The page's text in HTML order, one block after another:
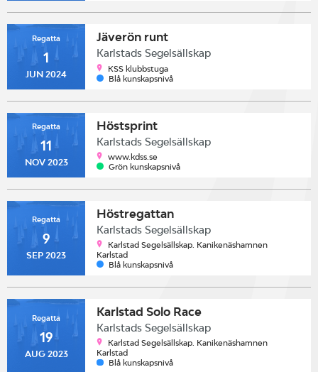
Regatta
1
JUN 2024
Jäverön runt
Karlstads Segelsällskap
KSS klubbstuga
Blå kunskapsnivå
Regatta
11
NOV 2023
Höstsprint
Karlstads Segelsällskap
www.kdss.se
Grön kunskapsnivå
Regatta
9
SEP 2023
Höstregattan
Karlstads Segelsällskap
Karlstad Segelsällskap. Kanikenäshamnen
Karlstad
Blå kunskapsnivå
Regatta
19
AUG 2023
Karlstad Solo Race
Karlstads Segelsällskap
Karlstad Segelsällskap. Kanikenäshamnen
Karlstad
Blå kunskapsnivå